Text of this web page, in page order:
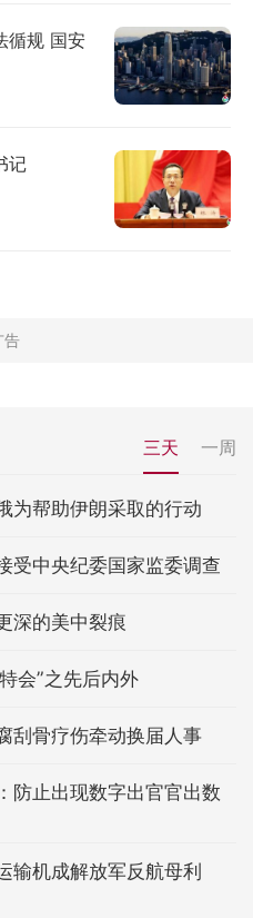
循规 国安
记
三天 一周
为帮助伊朗采取的行动
受中央纪委国家监委调查
深的美中裂痕
会”之先后内外
骨疗伤牵动换届人事
防止出现数字出官官出数
输机成解放军反航母利